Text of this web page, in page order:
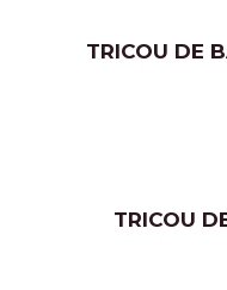
TRICOU DE
TRICOU